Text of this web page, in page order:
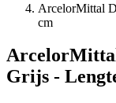
ArcelorMittal
cm
Grijs -